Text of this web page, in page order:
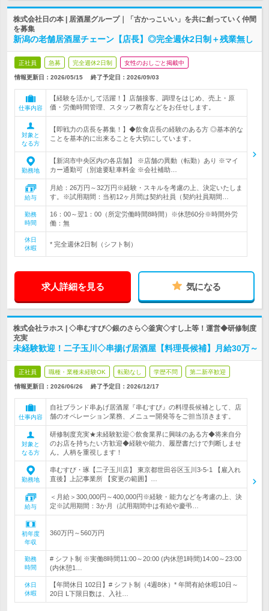
株式会社日の本 | 居酒屋グループ｜「古かっこいい」を共に創っていく仲間
を募集
新潟の老舗居酒屋チェーン【店長】◎完全週休2日制＋残業無し
正社員 急募 完全週休2日制 女性のおしごと掲載中
情報更新日：2026/05/15 終了予定日： 2026/09/03
仕事内容
【経験を活かして活躍！】店舗接客、調理をはじめ、売上・原
価・労働時間管理、スタッフ教育などをお任せします。
対象と
なる方
【即戦力の店長を募集！】◆飲食店長の経験のある方 ◎基本的な
ことを基本的に出来ることを大切にしています。
勤務地
【新潟市中央区内の各店舗】 ※店舗の異動（転勤）あり ※マイ
カー通勤可（別途要駐車料金 ※会社補助…
給与
月給：26万円～32万円※経験・スキルを考慮の上、決定いたしま
す。※試用期間：当初12ヶ月間は契約社員（契約社員期間…
勤務
時間
16：00～翌1：00（所定労働時間8時間）※休憩60分※時間外労
働：無
休日
休暇
* 完全週休2日制（シフト制）
求人詳細を見る 気になる
株式会社ラホス | ◇串むすび◇銀のさら◇釜寅◇すし上等！運営◆研修制度
充実
未経験歓迎！二子玉川◇串揚げ居酒屋【料理長候補】月給30万～
正社員 職種・業種未経験OK 転勤なし 学歴不問 第二新卒歓迎
情報更新日：2026/06/26 終了予定日： 2026/12/17
仕事内容
自社ブランド串あげ居酒屋『串むすび』の料理長候補として、店
舗のオペレーション業務、メニュー開発等をご担当頂きます。
対象と
なる方
研修制度充実★未経験歓迎◇飲食業界に興味のある方◆将来自分
のお店を持ちたい方歓迎◆経験や能力、履歴書だけで判断しませ
ん。人柄を重視します！
勤務地
串むすび・琢【二子玉川店】 東京都世田谷区玉川3-5-1 【雇入れ
直後】上記事業所 【変更の範囲】…
給与
＜月給＞300,000円～400,000円※経験・能力などを考慮の上、決
定※試用期間：3か月（試用期間中は有給や慶弔…
初年度
年収
360万円～560万円
勤務
時間
# シフト制 ※実働8時間11:00～20:00 (内休憩1時間)14:00～23:00
(内休憩1…
休日
休暇
【年間休日 102日】# シフト制（4週8休）* 年間有給休暇10日～
20日 L下限日数は、入社…